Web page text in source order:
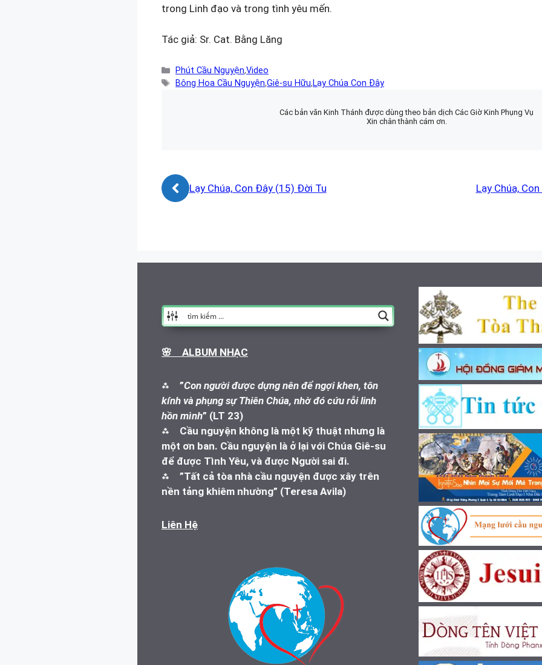
trong Linh đạo và trong tình yêu mến.
Tác giả: Sr. Cat. Bằng Lăng
Danh
mục
Phút Cầu Nguyện,Video
Thẻ
Bông Hoa Cầu Nguyện,Giê-su Hữu,Lạy Chúa Con Đây
Các bản văn Kinh Thánh được dùng theo bản dịch Các Giờ Kinh Phụng Vụ
Xin chân thành cám ơn.
Lạy Chúa, Con Đây (15) Đời Tu Lạy Chúa,
🌸 ALBUM NHẠC
⁂ ”Con người được dựng nên để ngợi khen, tôn
kính và phụng sự Thiên Chúa, nhờ đó cứu rỗi linh
hồn mình” (LT 23)
⁂ Cầu nguyện không là một kỹ thuật nhưng là
một ơn ban. Cầu nguyện là ở lại với Chúa Giê-su
để được Tình Yêu, và được Người sai đi.
⁂ ”Tất cả tòa nhà cầu nguyện được xây trên
nền tảng khiêm nhường” (Teresa Avila)
Liên Hệ